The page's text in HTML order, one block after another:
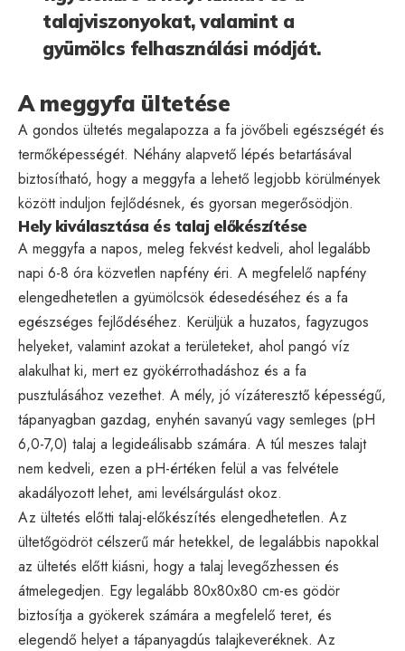
talajviszonyokat, valamint a
gyümölcs felhasználási módját.
A meggyfa ültetése
A gondos ültetés megalapozza a fa jövőbeli egészségét és
termőképességét. Néhány alapvető lépés betartásával
biztosítható, hogy a meggyfa a lehető legjobb körülmények
között induljon fejlődésnek, és gyorsan megerősödjön.
Hely kiválasztása és talaj előkészítése
A meggyfa a napos, meleg fekvést kedveli, ahol legalább
napi 6-8 óra közvetlen napfény éri. A megfelelő napfény
elengedhetetlen a gyümölcsök édesedéséhez és a fa
egészséges fejlődéséhez. Kerüljük a huzatos, fagyzugos
helyeket, valamint azokat a területeket, ahol pangó víz
alakulhat ki, mert ez gyökérrothadáshoz és a fa
pusztulásához vezethet. A mély, jó vízáteresztő képességű,
tápanyagban gazdag, enyhén savanyú vagy semleges (pH
6,0-7,0) talaj a legideálisabb számára. A túl meszes talajt
nem kedveli, ezen a pH-értéken felül a vas felvétele
akadályozott lehet, ami levélsárgulást okoz.
Az ültetés előtti talaj-előkészítés elengedhetetlen. Az
ültetőgödröt célszerű már hetekkel, de legalábbis napokkal
az ültetés előtt kiásni, hogy a talaj levegőzhessen és
átmelegedjen. Egy legalább 80x80x80 cm-es gödör
biztosítja a gyökerek számára a megfelelő teret, és
elegendő helyet a tápanyagdús talajkeveréknek. Az